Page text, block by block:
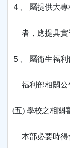
４、 屬提供大
者，應提具實
５、 屬衛生福
福利部相關公
(五) 學校之相關
本部必要時得